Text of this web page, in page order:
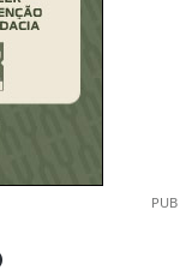
PUB